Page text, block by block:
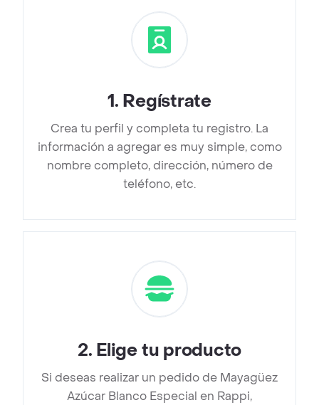
1. Regístrate
Crea tu perfil y completa tu registro. La
información a agregar es muy simple, como
nombre completo, dirección, número de
teléfono, etc.
2. Elige tu producto
Si deseas realizar un pedido de Mayagüez
Azúcar Blanco Especial en Rappi,